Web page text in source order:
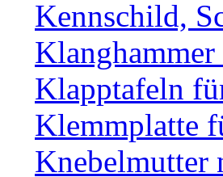
Kennschild,
Klapptafeln
Klemmplatte
Knebelmutter